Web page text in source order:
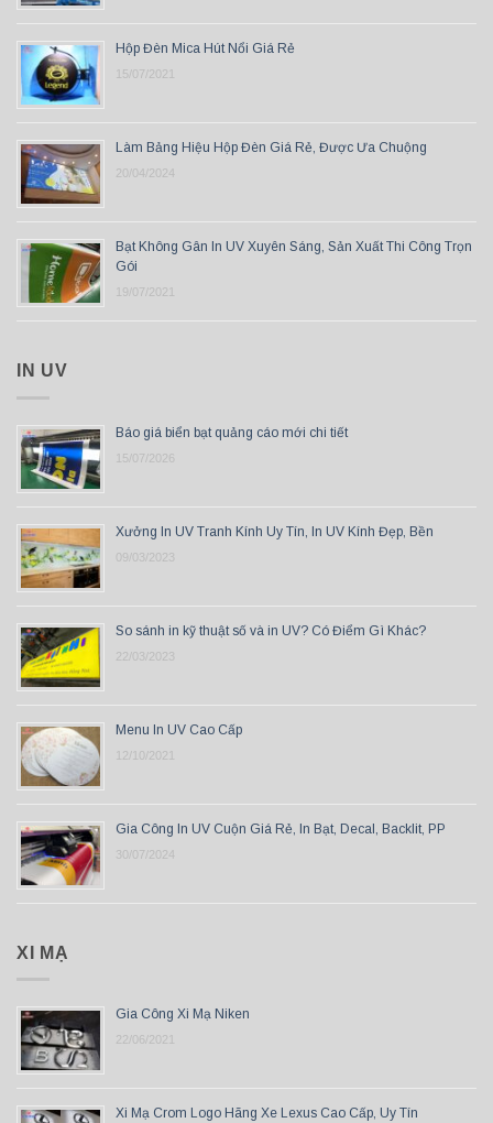
Hộp Đèn Mica Hút Nổi Giá Rẻ
15/07/2021
Làm Bảng Hiệu Hộp Đèn Giá Rẻ, Được Ưa Chuộng
20/04/2024
Bạt Không Gân In UV Xuyên Sáng, Sản Xuất Thi Công Trọn
Gói
19/07/2021
IN UV
Báo giá biển bạt quảng cáo mới chi tiết
15/07/2026
Xưởng In UV Tranh Kính Uy Tín, In UV Kính Đẹp, Bền
09/03/2023
So sánh in kỹ thuật số và in UV? Có Điểm Gì Khác?
22/03/2023
Menu In UV Cao Cấp
12/10/2021
Gia Công In UV Cuộn Giá Rẻ, In Bạt, Decal, Backlit, PP
30/07/2024
XI MẠ
Gia Công Xi Mạ Niken
22/06/2021
Xi Mạ Crom Logo Hãng Xe Lexus Cao Cấp, Uy Tín